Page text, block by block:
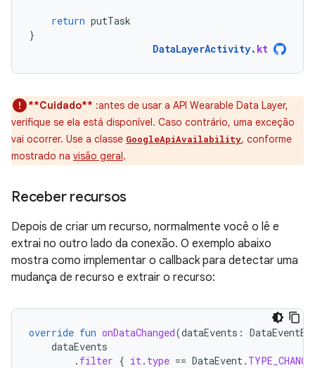
return putTask
}
DataLayerActivity. kt
**Cuidado** :antes de usar a API Wearable Data Layer,
verifique se ela está disponível. Caso contrário, uma exceção
vai ocorrer. Use a classe GoogleApiAvailability, conforme
mostrado na visão geral.
Receber recursos
Depois de criar um recurso, normalmente você o lê e
extrai no outro lado da conexão. O exemplo abaixo
mostra como implementar o callback para detectar uma
mudança de recurso e extrair o recurso:
override fun onDataChanged(dataEvents :
dataEvents
. filter { it. type == DataEvent.